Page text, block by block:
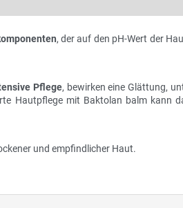
, der auf den pH-Wert der
Pflege, bewirken eine Glättung,
Hautpflege mit Baktolan balm kann
und empfindlicher Haut.